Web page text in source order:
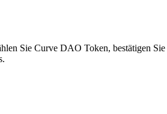
Sie Curve DAO Token, bestätigen Sie